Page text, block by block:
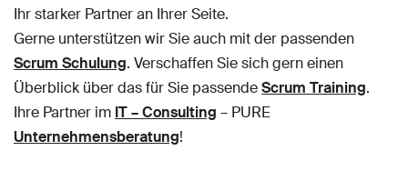
Ihr starker Partner an Ihrer Seite.
Gerne unterstützen wir Sie auch mit der passenden
Scrum Schulung. Verschaffen Sie sich gern einen
Überblick über das für Sie passendeScrum Training.
Ihre Partner im IT – Consulting – PURE
Unternehmensberatung!